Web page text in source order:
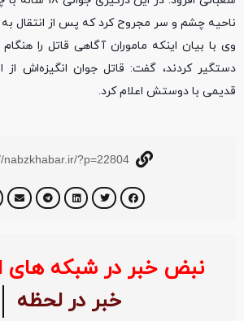
ناحیه چشم و سر مجروح کرد که پس از انتقال
وی با بیان اینکه ماموران آگاهی قاتل را هنگام
دستگیر کردند، گفت: قاتل جوان انگیزه‌اش از
قدیمی با دوستش اعلام کرد.
nabzkhabar.ir/?p=22804
نبض خبر در شبکه های
خبر در لحظه